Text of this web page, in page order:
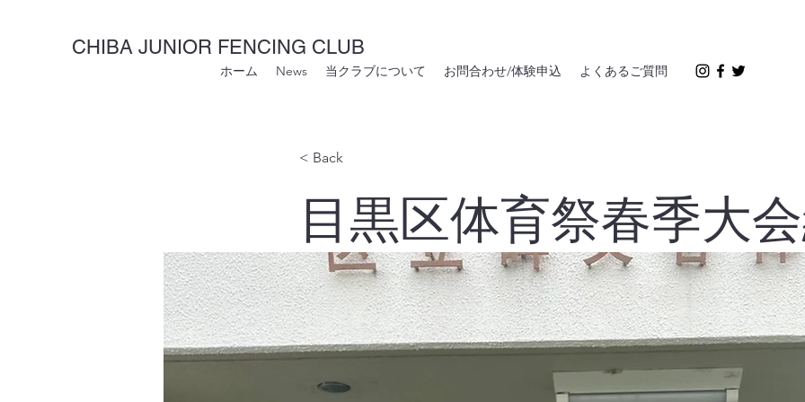
CHIBA JUNIOR FENCING CLUB
ホーム News 当クラブについて お問合わせ/体験申込 よくあるご質問
< Back
目黒区体育祭春季大